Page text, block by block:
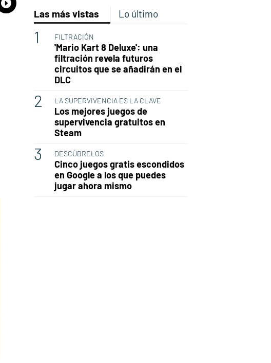
Whatsapp
Compartir
Las más vistas Lo último
FILTRACIÓN
'Mario Kart 8 Deluxe': una
filtración revela futuros
circuitos que se añadirán en el
DLC
LA SUPERVIVENCIA ES LA CLAVE
Los mejores juegos de
supervivencia gratuitos en
Steam
DESCÚBRELOS
Cinco juegos gratis escondidos
en Google a los que puedes
jugar ahora mismo